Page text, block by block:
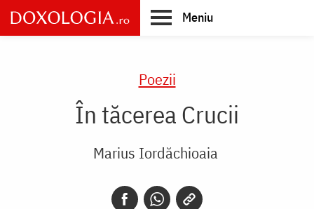
Skip
to
main
Meniu
Poezii
În tăcerea Crucii
Marius Iordăchioaia